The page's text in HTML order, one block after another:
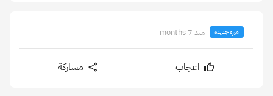
ميزة جديدة منذ 7 months
اعجاب مشاركة